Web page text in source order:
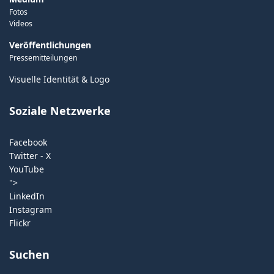
Fotos
Videos
Veröffentlichungen
Pressemitteilungen
Visuelle Identität & Logo
Soziale Netzwerke
Facebook
Twitter - X
YouTube
">
LinkedIn
Instagram
Flickr
Suchen